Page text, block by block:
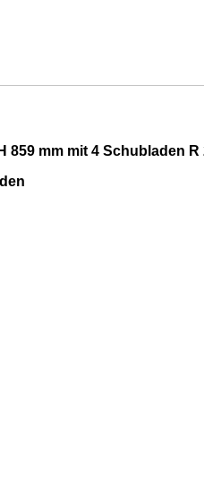
859 mm mit 4 Schubladen R